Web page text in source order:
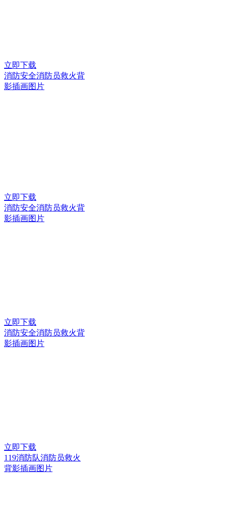
立即下载
消防安全消防员救火背
影插画图片
立即下载
消防安全消防员救火背
影插画图片
立即下载
消防安全消防员救火背
影插画图片
立即下载
119消防队消防员救火
背影插画图片